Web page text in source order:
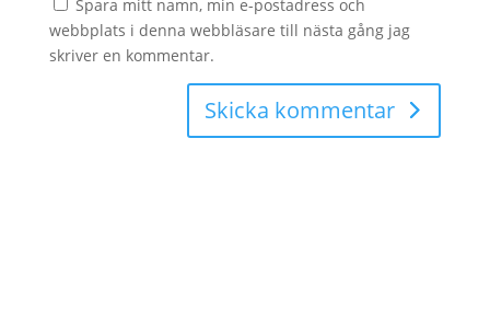
Spara mitt namn, min e-postadress och
webbplats i denna webbläsare till nästa gång jag
skriver en kommentar.
Skicka kommentar